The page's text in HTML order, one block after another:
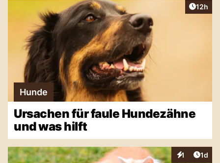
Artikel
12h
Hunde
Ursachen für faule Hundezähne
und was hilft
1
Interaktionen
1d